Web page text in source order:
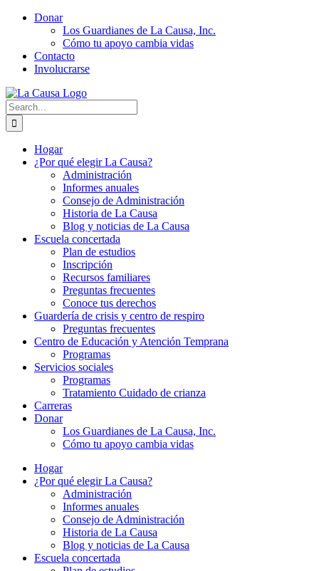
Skip
Donar
Los Guardianes de La Causa, Inc.
Cómo tu apoyo cambia vidas
Contacto
Involucrarse
Search
for:
Hogar
¿Por qué elegir La Causa?
Administración
Informes anuales
Consejo de Administración
Historia de La Causa
Blog y noticias de La Causa
Escuela concertada
Plan de estudios
Inscripción
Recursos familiares
Preguntas frecuentes
Conoce tus derechos
Guardería de crisis y centro de respiro
Preguntas frecuentes
Centro de Educación y Atención Temprana
Programas
Servicios sociales
Programas
Tratamiento Cuidado de crianza
Carreras
Donar
Los Guardianes de La Causa, Inc.
Cómo tu apoyo cambia vidas
Hogar
¿Por qué elegir La Causa?
Administración
Informes anuales
Consejo de Administración
Historia de La Causa
Blog y noticias de La Causa
Escuela concertada